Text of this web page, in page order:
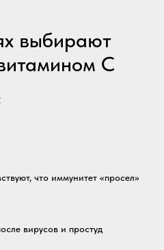
выбирают
C
что иммунитет «просел»
вирусов и простуд